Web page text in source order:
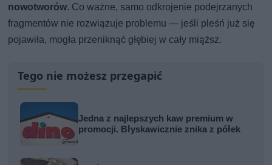
nowotworów. Co ważne, samo odkrojenie podejrzanych
fragmentów nie rozwiązuje problemu — jeśli pleśń już się
pojawiła, mogła przeniknąć głębiej w cały miąższ.
Tego nie możesz przegapić
Jedna z najlepszych kaw premium w
promocji. Błyskawicznie znika z półek